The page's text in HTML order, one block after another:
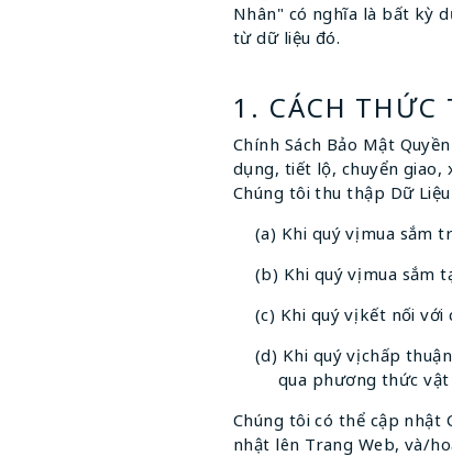
Nhân" có nghĩa là bất kỳ
từ dữ liệu đó.
1. CÁCH THỨC
Chính Sách Bảo Mật
dụng, tiết lộ, chuyển giao,
Chúng tôi thu thập Dữ
(a) Khi quý vị mua sắm
(b) Khi quý vị mua sắm
(c) Khi quý vị kết nối
(d) Khi quý vị chấp
qua phương thức
Chúng tôi có thể cập nhật
nhật lên Trang Web, và/